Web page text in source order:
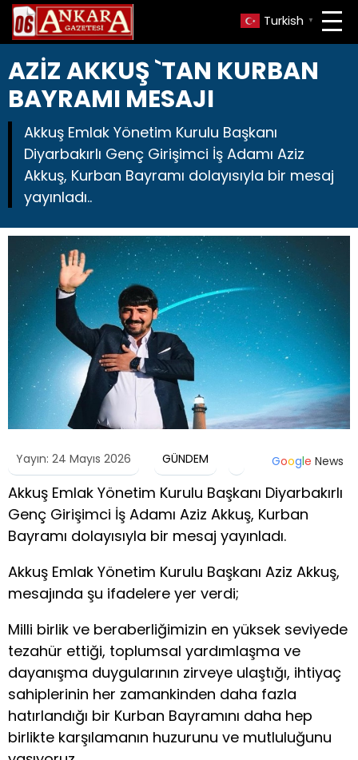
Turkish ▼
AZİZ AKKUŞ `TAN KURBAN
BAYRAMI MESAJI
Akkuş Emlak Yönetim Kurulu Başkanı
Diyarbakırlı Genç Girişimci İş Adamı Aziz
Akkuş, Kurban Bayramı dolayısıyla bir mesaj
yayınladı..
Yayın: 24 Mayıs 2026 GÜNDEM Google News
Akkuş Emlak Yönetim Kurulu Başkanı Diyarbakırlı
Genç Girişimci İş Adamı Aziz Akkuş, Kurban
Bayramı dolayısıyla bir mesaj yayınladı.
Akkuş Emlak Yönetim Kurulu Başkanı Aziz Akkuş,
mesajında şu ifadelere yer verdi;
Milli birlik ve beraberliğimizin en yüksek seviyede
tezahür ettiği, toplumsal yardımlaşma ve
dayanışma duygularının zirveye ulaştığı, ihtiyaç
sahiplerinin her zamankinden daha fazla
hatırlandığı bir Kurban Bayramını daha hep
birlikte karşılamanın huzurunu ve mutluluğunu